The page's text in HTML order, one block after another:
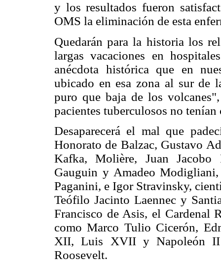
y los resultados fueron
OMS la eliminación de esta
Quedarán para la historia los
largas vacaciones en
anécdota histórica que en
ubicado en esa zona al sur de
puro que baja de los
pacientes tuberculosos no tenían
Desaparecerá el mal que
Honorato de Balzac, Gustavo
Kafka, Molière, Juan Jacobo
Gauguin y Amadeo
Paganini, e Igor Stravinsky,
Teófilo Jacinto Laennec y
Francisco de Asis, el Cardenal
como Marco Tulio Cicerón,
XII, Luis XVII y Napoleón II
Roosevelt.